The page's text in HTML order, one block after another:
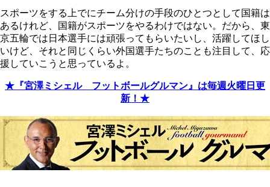
スポーツをする上でにチーム分けの手段のひとつとして国籍は
あるけれど、国籍がスポーツをやるわけではない。だから、東
京五輪では日本選手には頑張ってもらいたいし、活躍してほし
いけど、それと同じくらい外国選手たちのことも注目して、応
援していこうと思っているよ。
★『宮澤ミシェル フットボールグルマン』は毎週火曜日更
新！★